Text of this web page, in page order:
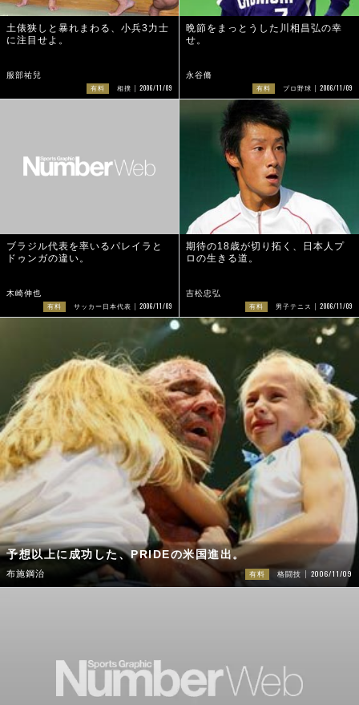
土俵狭しと暴れまわる、小兵3力士
に注目せよ。
服部祐兒
有料 相撲 2006/11/09
晩節をまっとうした川相昌弘の幸
せ。
永谷脩
有料 プロ野球 2006/11/09
ブラジル代表を率いるパレイラと
ドゥンガの違い。
木崎伸也
有料 サッカー日本代表 2006/11/09
期待の18歳が切り拓く、日本人プ
ロの生きる道。
吉松忠弘
有料 男子テニス 2006/11/09
予想以上に成功した、PRIDEの米国進出。
布施鋼治 有料 格闘技 2006/11/09